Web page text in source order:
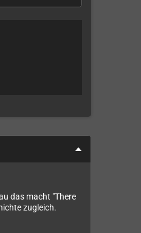
das macht "There
zugleich.